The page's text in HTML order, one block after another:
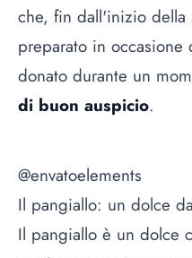
che, fin dall'inizio della
preparato in occasione
donato durante un
di buon auspicio.
@envatoelements
Il pangiallo: un dolce
Il pangiallo è un dolce